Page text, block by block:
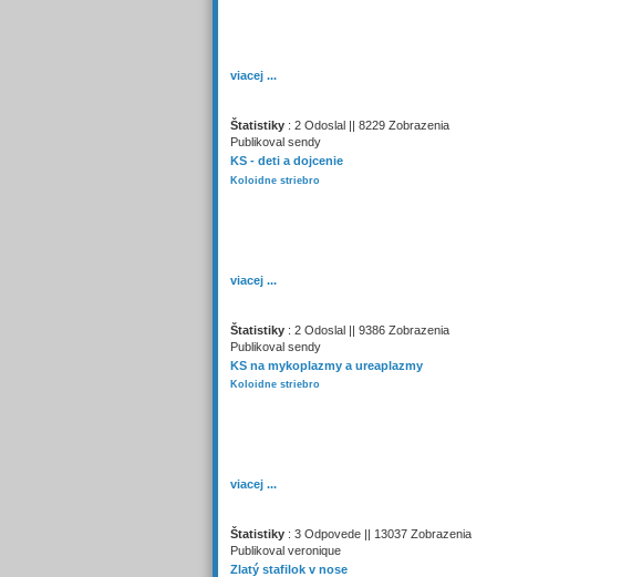
viacej ...
Štatistiky : 2 Odoslal || 8229 Zobrazenia
Publikoval sendy
KS - deti a dojcenie
Koloidne striebro
viacej ...
Štatistiky : 2 Odoslal || 9386 Zobrazenia
Publikoval sendy
KS na mykoplazmy a ureaplazmy
Koloidne striebro
viacej ...
Štatistiky : 3 Odpovede || 13037 Zobrazenia
Publikoval veronique
Zlatý stafilok v nose